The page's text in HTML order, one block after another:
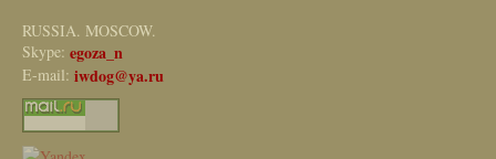
RUSSIA. MOSCOW.
Skype: egoza_n
E-mail: iwdog@ya.ru